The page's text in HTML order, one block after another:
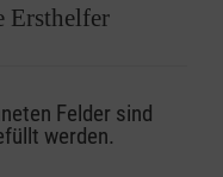
Ersthelfer
Unfallkasse
Felder sind
werden.